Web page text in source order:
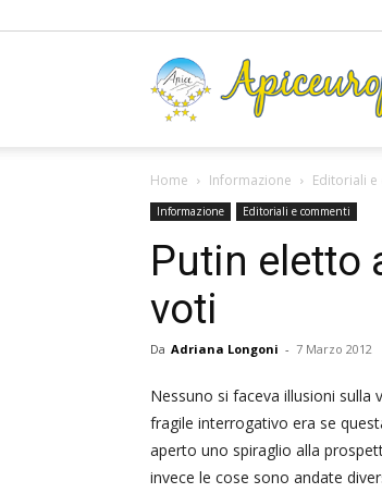
Home Informazione Editoriali
Informazione Editoriali e commenti
Putin eletto
voti
Da Adriana Longoni - 7 Marzo 2012
Nessuno si faceva illusioni sulla
fragile interrogativo era se
aperto uno spiraglio alla
invece le cose sono andate